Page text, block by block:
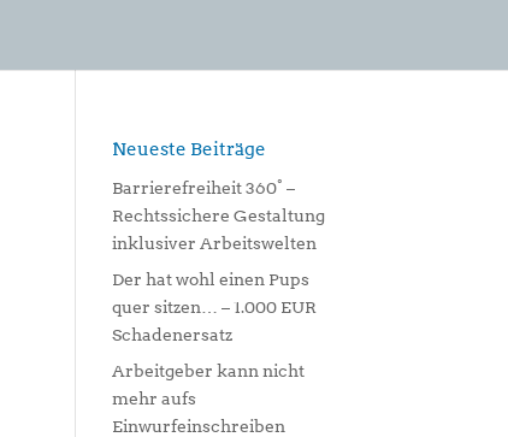
Neueste Beiträge
Barrierefreiheit 360° –
Rechtssichere Gestaltung
inklusiver Arbeitswelten
Der hat wohl einen Pups
quer sitzen… – 1.000 EUR
Schadenersatz
Arbeitgeber kann nicht
mehr aufs
Einwurfeinschreiben